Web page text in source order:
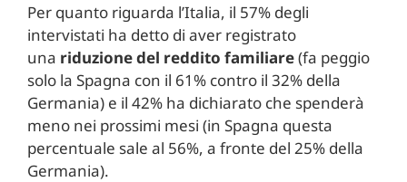
Per quanto riguarda l’Italia, il 57% degli
intervistati ha detto di aver registrato
una riduzione del reddito familiare(fa peggio
solo la Spagna con il 61% contro il 32% della
Germania) e il 42% ha dichiarato che spenderà
meno nei prossimi mesi (in Spagna questa
percentuale sale al 56%, a fronte del 25% della
Germania).